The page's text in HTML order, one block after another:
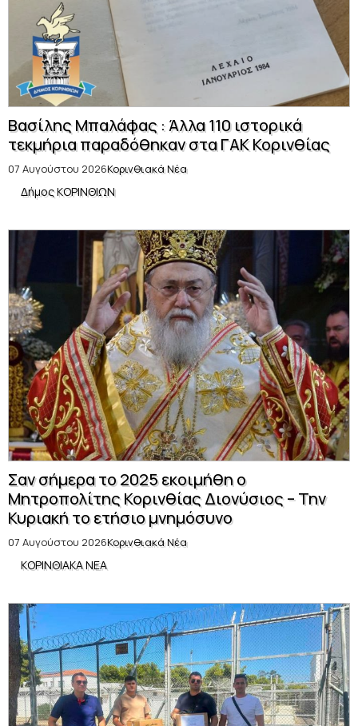
Βασίλης Μπαλάφας : Άλλα 110 ιστορικά
τεκμήρια παραδόθηκαν στα ΓΑΚ Κορινθίας
07 Αυγούστου 2026Κορινθιακά Νέα
Δήμος ΚΟΡΙΝΘΙΩΝ
Σαν σήμερα το 2025 εκοιμήθη ο
Μητροπολίτης Κορινθίας Διονύσιος – Την
Κυριακή το ετήσιο μνημόσυνο
07 Αυγούστου 2026Κορινθιακά Νέα
ΚΟΡΙΝΘΙΑΚΑ ΝΕΑ